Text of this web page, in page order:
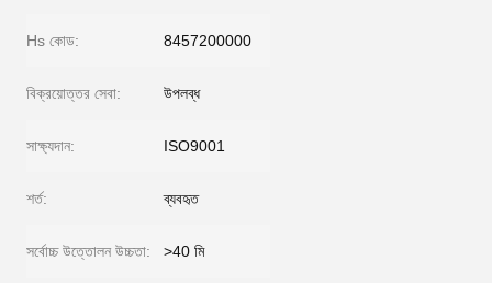
Hs কোড: 8457200000
বিক্রয়োত্তর সেবা: উপলব্ধ
সাক্ষ্যদান: ISO9001
শর্ত: ব্যবহৃত
সর্বোচ্চ উত্তোলন উচ্চতা: >40 মি